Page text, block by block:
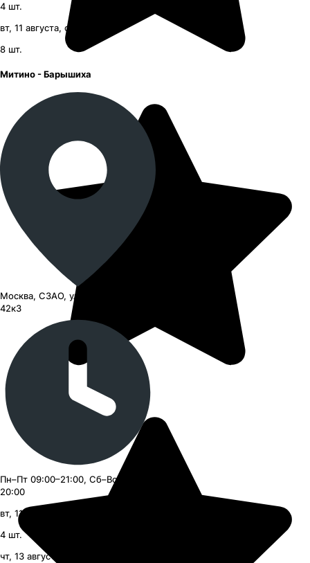
4 шт.
вт, 11 августа, с 09:00
8 шт.
Митино - Барышиха
Москва, СЗАО, улица Барышиха,
42к3
Пн–Пт 09:00–21:00, Сб–Вс 09:00–
20:00
вт, 11 августа, с 09:00
4 шт.
чт, 13 августа, с 09:00